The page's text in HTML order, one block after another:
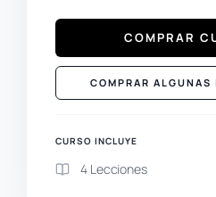
COMPRAR
COMPRAR ALGUNAS
CURSO INCLUYE
4 Lecciones